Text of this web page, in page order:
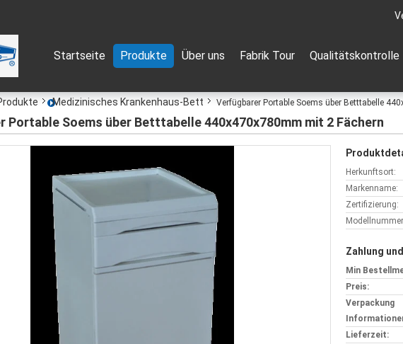
Startseite Produkte Über uns Fabrik Tour Qualitätskontrolle
Medizinisches Krankenhaus-Bett Verfügbarer Portable Soems über Betttabelle
Portable Soems über Betttabelle 440x470x780mm mit 2 Fächern
Herkunftsort:
Markenname:
Zertifizierung:
Zahlung
Min
Preis:
Verpackung
Lieferzeit: